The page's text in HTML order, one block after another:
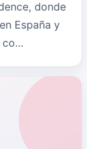
donde
España y
co…